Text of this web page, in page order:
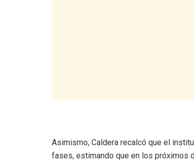
Asimismo, Caldera recalcó que el
fases, estimando que en los próximos